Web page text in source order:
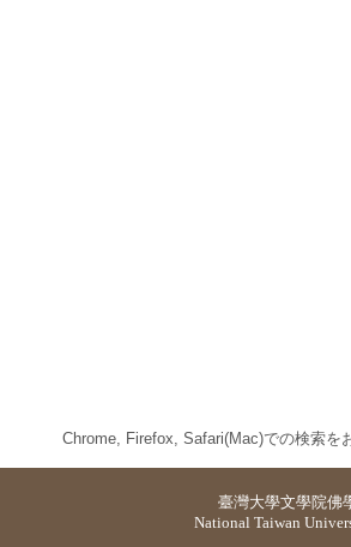
Chrome, Firefox, Safari(Mac)での検索を
臺灣大學文學院佛
National Taiwan